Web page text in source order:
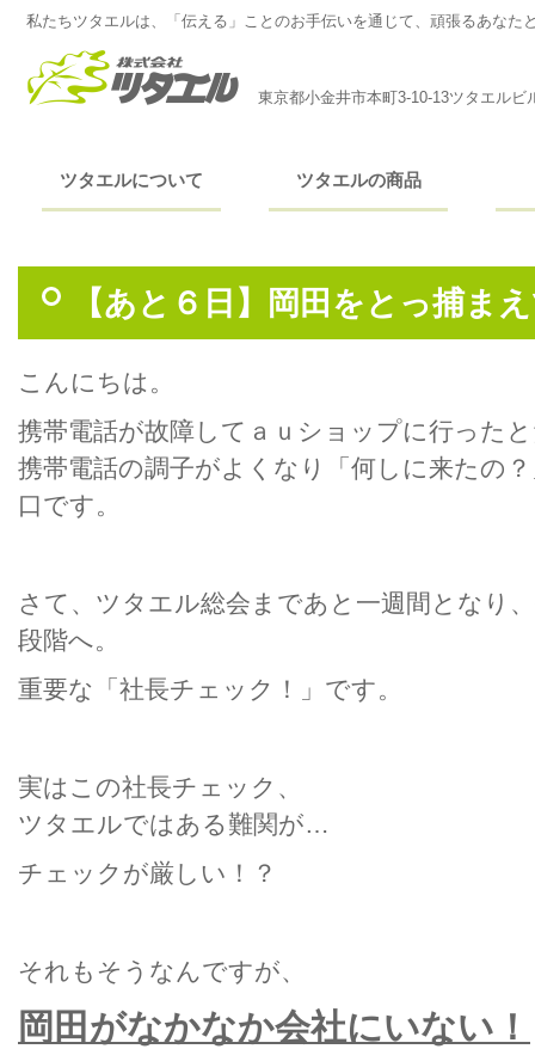
私たちツタエルは、「伝える」ことのお手伝いを通じて、頑張るあなた
東京都小金井市本町3-10-13ツタエルビ
ツタエルについて ツタエルの商品
【あと６日】岡田をとっ捕ま
こんにちは。
携帯電話が故障してａｕショップに行った
携帯電話の調子がよくなり「何しに来たの
口です。
さて、ツタエル総会まであと一週間となり
段階へ。
重要な「社長チェック！」です。
実はこの社長チェック、
ツタエルではある難関が…
チェックが厳しい！？
それもそうなんですが、
岡田がなかなか会社にいない！